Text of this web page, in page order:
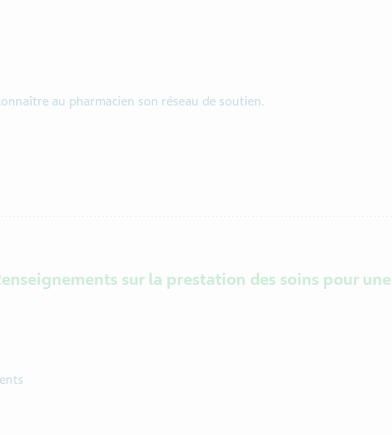
au pharmacien son réseau de soutien.
sur la prestation des soins pour